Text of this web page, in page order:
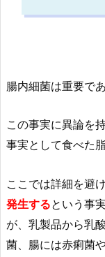
腸内細菌は重要であ
この事実に異論を
事実として食べた
ここでは詳細を避
発生するという事
が、乳製品から乳
菌、腸には赤痢菌